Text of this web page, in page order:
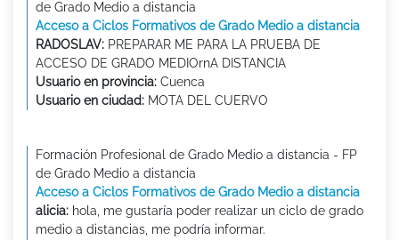
de Grado Medio a distancia
Acceso a Ciclos Formativos de Grado Medio a distancia
RADOSLAV: PREPARAR ME PARA LA PRUEBA DE
ACCESO DE GRADO MEDIOrnA DISTANCIA
Usuario en provincia: Cuenca
Usuario en ciudad: MOTA DEL CUERVO
Formación Profesional de Grado Medio a distancia - FP
de Grado Medio a distancia
Acceso a Ciclos Formativos de Grado Medio a distancia
alicia: hola, me gustaría poder realizar un ciclo de grado
medio a distancias, me podría informar.